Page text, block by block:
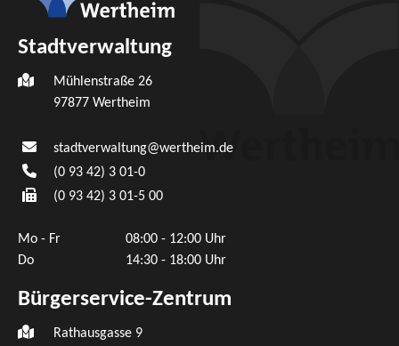
Stadtverwaltung
Mühlenstraße 26
97877 Wertheim
stadtverwaltung@wertheim.de
(0 93 42) 3 01-0
(0 93 42) 3 01-5 00
Mo - Fr
08:00 - 12:00 Uhr
Do
14:30 - 18:00 Uhr
Bürgerservice-Zentrum
Rathausgasse 9